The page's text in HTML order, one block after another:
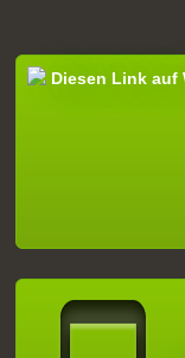
Diesen Link auf